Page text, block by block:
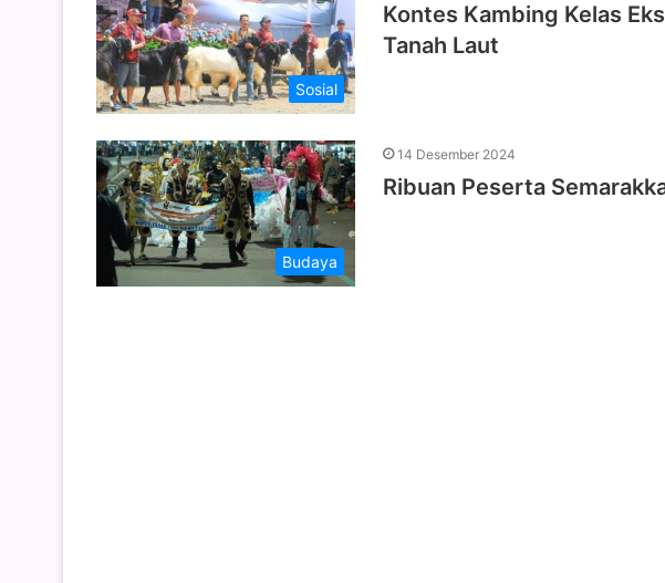
Sosial
Kontes Kambing Kelas
Tanah Laut
Budaya
14 Desember 2024
Ribuan Peserta